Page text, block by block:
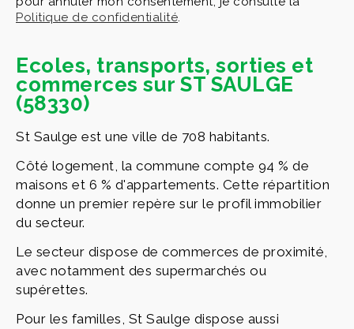
Politique de confidentialité.
Ecoles, transports, sorties et
commerces sur ST SAULGE
(58330)
St Saulge est une ville de 708 habitants.
Côté logement, la commune compte 94 % de
maisons et 6 % d'appartements. Cette répartition
donne un premier repère sur le profil immobilier
du secteur.
Le secteur dispose de commerces de proximité,
avec notamment des supermarchés ou
supérettes.
Pour les familles, St Saulge dispose aussi